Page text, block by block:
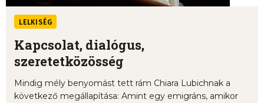
LELKISÉG
Kapcsolat, dialógus,
szeretetközösség
Mindig mély benyomást tett rám Chiara Lubichnak a
következő megállapítása: Amint egy emigráns, amikor